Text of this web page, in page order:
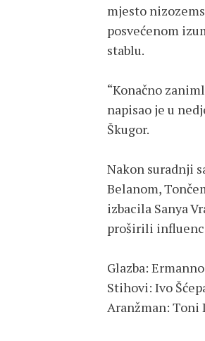
mjesto
posvećenom
stablu.
“Konačno
napisao je u
Škugor.
Nakon suradnji
Belanom,
izbacila Sanya
proširili
Glazba:
Stihovi: Ivo
Aranžman: Toni